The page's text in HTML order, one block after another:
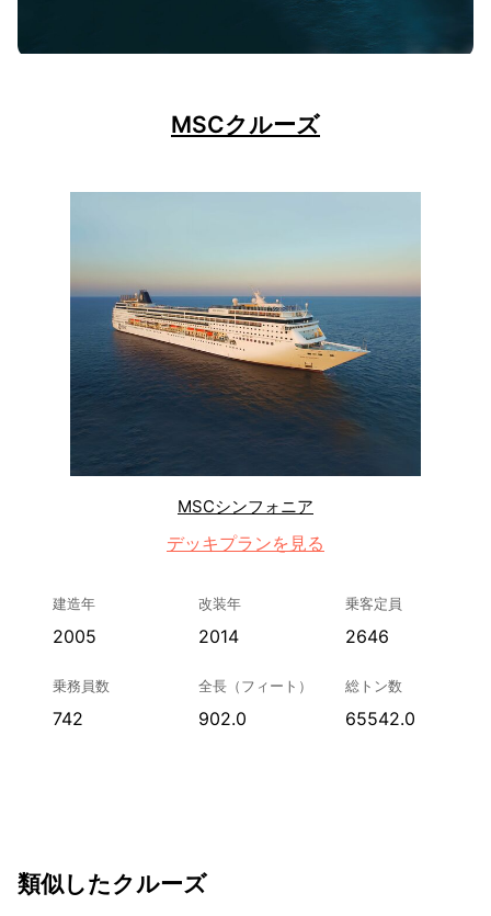
MSCクルーズ
MSCシンフォニア
デッキプランを見る
建造年
2005
改装年
2014
乗客定員
2646
乗務員数
742
全長（フィート）
902.0
総トン数
65542.0
類似したクルーズ